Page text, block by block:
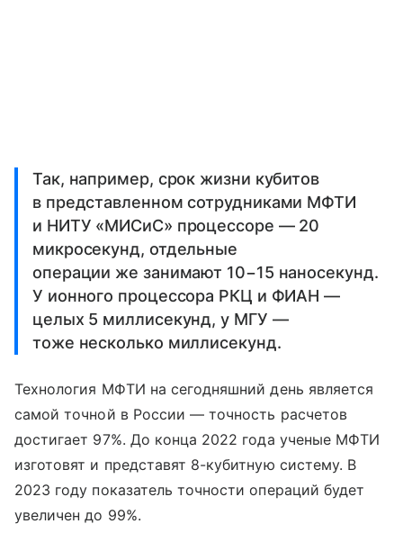
Так, например, срок жизни кубитов
в представленном сотрудниками МФТИ
и НИТУ «МИСиС» процессоре — 20
микросекунд, отдельные
операции же занимают 10−15 наносекунд.
У ионного процессора РКЦ и ФИАН —
целых 5 миллисекунд, у МГУ —
тоже несколько миллисекунд.
Технология МФТИ на сегодняшний день является
самой точной в России — точность расчетов
достигает 97%. До конца 2022 года ученые МФТИ
изготовят и представят 8-кубитную систему. В
2023 году показатель точности операций будет
увеличен до 99%.